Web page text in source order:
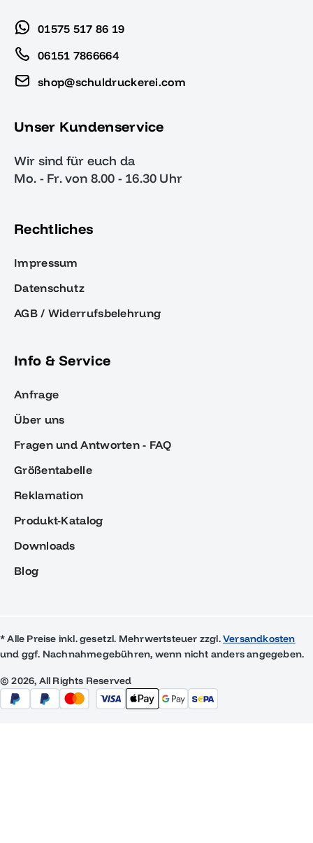
01575 517 86 19
06151 7866664
shop@schuldruckerei.com
Unser Kundenservice
Wir sind für euch da
Mo. - Fr. von 8.00 - 16.30 Uhr
Rechtliches
Impressum
Datenschutz
AGB / Widerrufsbelehrung
Info & Service
Anfrage
Über uns
Fragen und Antworten - FAQ
Größentabelle
Reklamation
Produkt-Katalog
Downloads
Blog
* Alle Preise inkl. gesetzl. Mehrwertsteuer zzgl.Versandkosten
und ggf. Nachnahmegebühren, wenn nicht anders angegeben.
© 2026, All Rights Reserved